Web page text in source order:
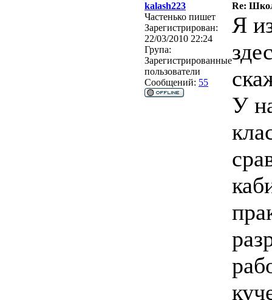
kalash223
Re:
Частенько пишет
Зарегистрирован:
22/03/2010 22:24
Група:
Зарегистрированные
пользователи
Сообщений: 55
Я
У